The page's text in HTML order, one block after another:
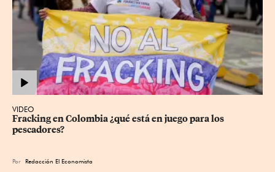
VIDEO
Fracking en Colombia ¿qué está en juego para los
pescadores?
Por Redacción El Economista